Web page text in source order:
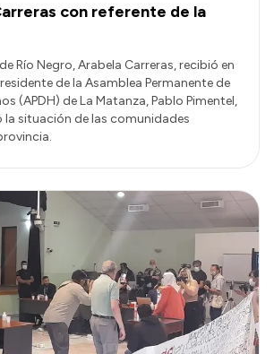
con referente de la
Río Negro, Arabela Carreras, recibió en
de la Asamblea Permanente de
(APDH) de La Matanza, Pablo Pimentel,
la situación de las comunidades